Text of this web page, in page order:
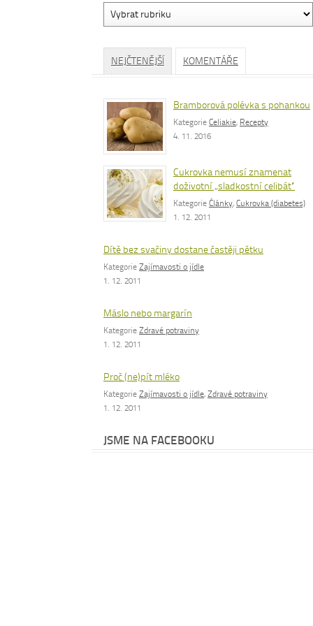
dle
NEJČTENĚJŠÍ KOMENTÁŘE
Bramborová polévka s pohankou
Kategorie Celiakie, Recepty
4. 11. 2016
Cukrovka nemusí znamenat
doživotní „sladkostní celibát“
Kategorie Články, Cukrovka (diabetes)
1. 12. 2011
Dítě bez svačiny dostane častěji pětku
Kategorie Zajímavosti o jídle
1. 12. 2011
Máslo nebo margarín
Kategorie Zdravé potraviny
1. 12. 2011
Proč (ne)pít mléko
Kategorie Zajímavosti o jídle, Zdravé potraviny
1. 12. 2011
JSME NA FACEBOOKU